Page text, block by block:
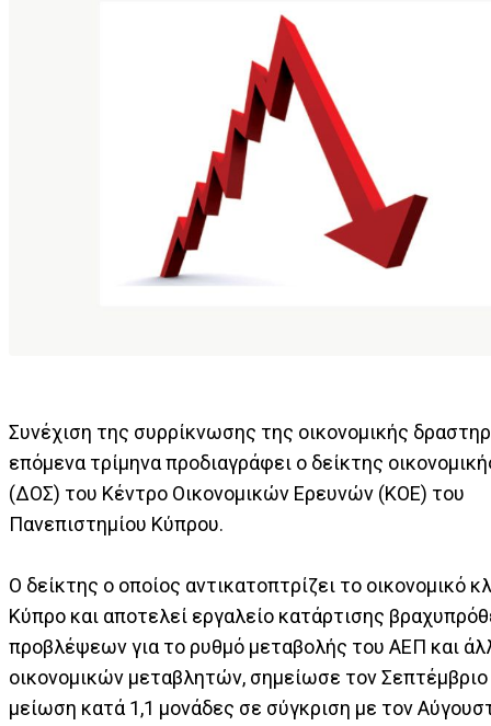
Συνέχιση της συρρίκνωσης της οικονομικής
επόμενα τρίμηνα προδιαγράφει ο δείκτης
(ΔΟΣ) του Κέντρο Οικονομικών Ερευνών (ΚΟΕ) του
Πανεπιστημίου Κύπρου.
Ο δείκτης ο οποίος αντικατοπτρίζει το οικονομικό
Κύπρο και αποτελεί εργαλείο κατάρτισης
προβλέψεων για το ρυθμό μεταβολής του ΑΕΠ και
οικονομικών μεταβλητών, σημείωσε τον
μείωση κατά 1,1 μονάδες σε σύγκριση με τον